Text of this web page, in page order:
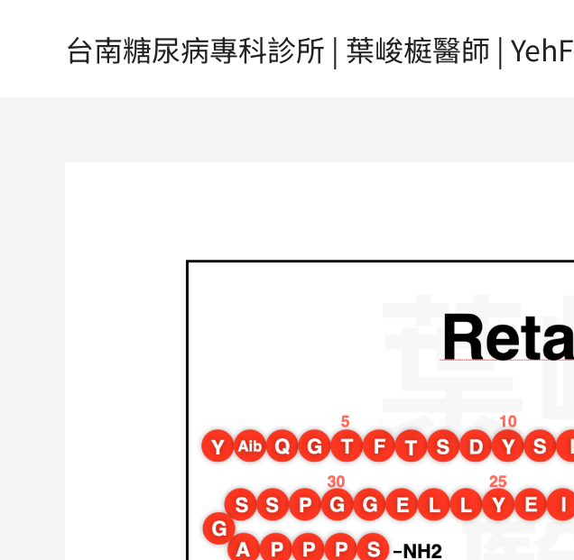
台南糖尿病專科診所 | 葉峻榳醫師 | YehF